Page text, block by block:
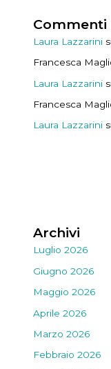
Commenti
Laura Lazzarini
Francesca
Laura Lazzarini
Francesca
Laura Lazzarini
Archivi
Luglio 2026
Giugno 2026
Maggio 2026
Aprile 2026
Marzo 2026
Febbraio 2026